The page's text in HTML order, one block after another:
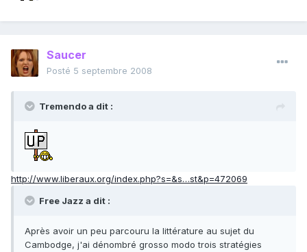
Saucer
Posté 5 septembre 2008
Tremendo a dit :
http://www.liberaux.org/index.php?s=&s…st&p=472069
Free Jazz a dit :
Après avoir un peu parcouru la littérature au sujet du
Cambodge, j'ai dénombré grosso modo trois stratégies